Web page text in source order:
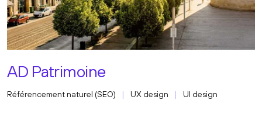
AD Patrimoine
Référencement naturel (SEO) UX design UI design